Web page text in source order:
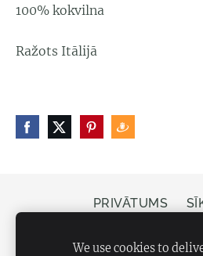
100% kokvilna
Ražots Itālijā
PRIVĀTUMS
Veikals Bergs, Elizabetes
We use cookies to